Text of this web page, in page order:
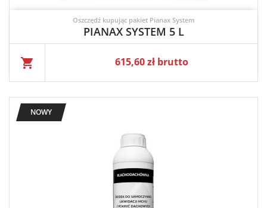
Oszczędź kupując pakiet Pianax System
PIANAX SYSTEM 5 L
shopping_cart
Cena
615,60 zł brutto
NOWY